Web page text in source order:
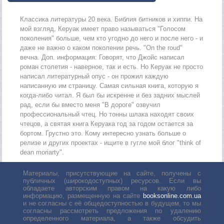
Классика литературы 20 века. Библия битников и хиппи. На
мой взгляд, Керуак имеет право называться "Голосом
поколения" больше, чем кто угодно до него и после него - и
даже не важно о каком поколении речь. "On the roud"
вечна. Доп. информация: Говорят, что Джойс написал
роман столетия - наверное, так и есть. Но Керуак не просто
написал литературный опус - он прожил каждую
написанную им страницу. Самая сильная книга, которую я
когда-либо читал. Я был бы искренне и без задних мыслей
рад, если бы вместо меня "В дороге" озвучил
профессиональный чтец. Но тонны шлака находят своих
чтецов, а святая книга Керуака год за годом остается за
бортом. Грустно это. Кому интересно узнать больше о
релизе и других проектах - ищите в гугле мой блог "think of
dean moriarty".
Материалы, присутствующие на сайте, получены с
публичных (широкодоступных) ресурсов. Если вы
обладаете авторским правом на какую либо
информацию, размещенную на сайте booksonline.com.ua
и не согласны с её общедоступностью в будущем, то мы
согласны рассмотреть предложения по удалению
определенного материала, а также обсудить